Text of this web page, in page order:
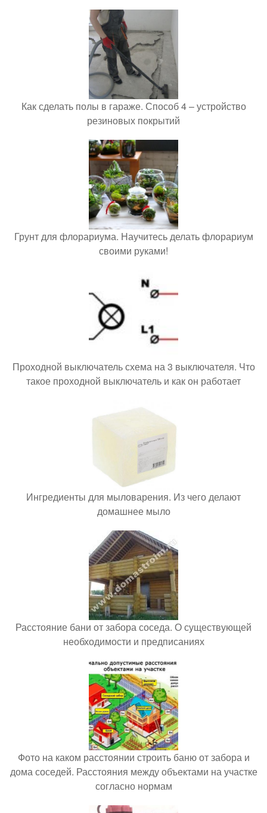
Как сделать полы в гараже. Способ 4 – устройство
резиновых покрытий
Грунт для флорариума. Научитесь делать флорариум
своими руками!
Проходной выключатель схема на 3 выключателя. Что
такое проходной выключатель и как он работает
Ингредиенты для мыловарения. Из чего делают
домашнее мыло
Расстояние бани от забора соседа. О существующей
необходимости и предписаниях
Фото на каком расстоянии строить баню от забора и
дома соседей. Расстояния между объектами на участке
согласно нормам